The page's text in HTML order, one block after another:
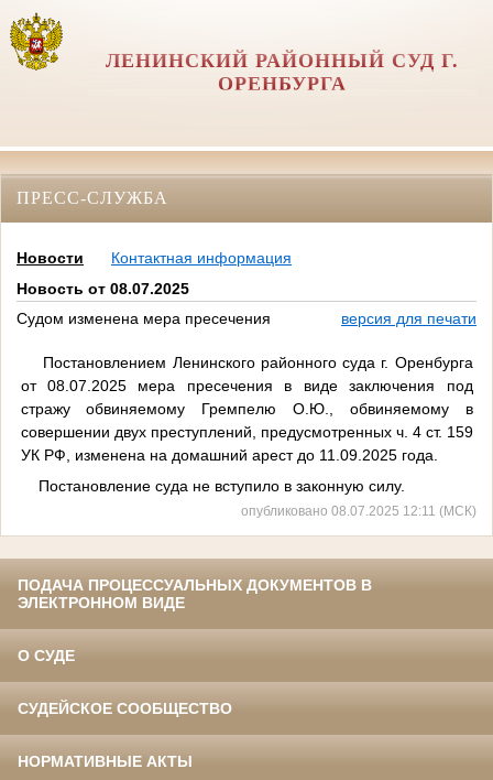
ЛЕНИНСКИЙ РАЙОННЫЙ СУД Г.
ОРЕНБУРГА
ПРЕСС-СЛУЖБА
Новости
Контактная информация
Новость от 08.07.2025
Судом изменена мера пресечения
версия для печати
Постановлением Ленинского районного суда г. Оренбурга
от 08.07.2025 мера пресечения в виде заключения под
стражу обвиняемому Гремпелю О.Ю., обвиняемому в
совершении двух преступлений, предусмотренных ч. 4 ст. 159
УК РФ, изменена на домашний арест до 11.09.2025 года.
Постановление суда не вступило в законную силу.
опубликовано 08.07.2025 12:11 (МСК)
ПОДАЧА ПРОЦЕССУАЛЬНЫХ ДОКУМЕНТОВ В
ЭЛЕКТРОННОМ ВИДЕ
О СУДЕ
СУДЕЙСКОЕ СООБЩЕСТВО
НОРМАТИВНЫЕ АКТЫ